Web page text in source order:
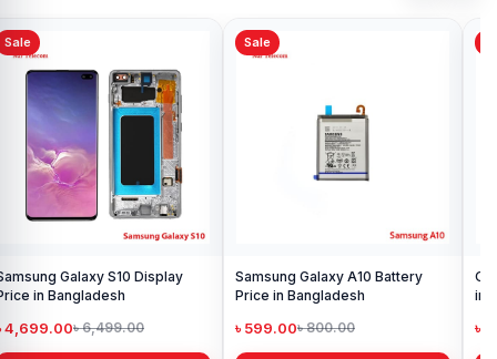
Sale
Galaxy S10 Display
in Bangladesh
4,699.00৳ 6,499.00
Sale
Samsung Galaxy A10 Battery
Price in Bangladesh
৳ 599.00৳ 800.00
in
৳